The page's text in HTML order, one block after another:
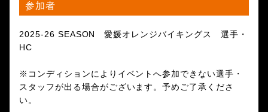
参加者
2025-26 SEASON 愛媛オレンジバイキングス 選手・
HC
※コンディションによりイベントへ参加できない選手・
スタッフが出る場合がございます。予めご了承くださ
い。